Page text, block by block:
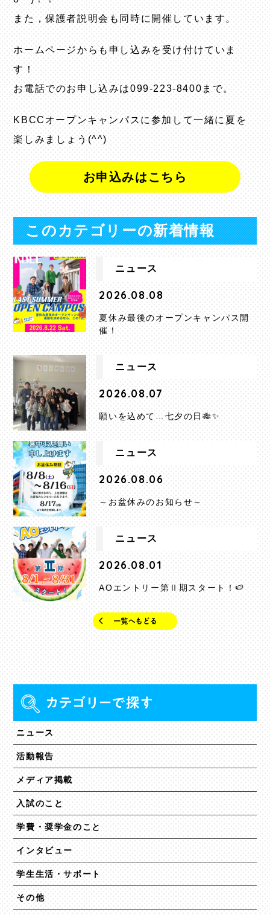
また，保護者説明会も同時に開催しています。
ホームページからも申し込みを受け付けていま
す！
お電話でのお申し込みは099-223-8400まで。
KBCCオープンキャンパスに参加して一緒に夏を
楽しみましょう(^^)
お申込みはこちら
このカテゴリーの新着情報
ニュース
2026.08.08
夏休み最後のオープンキャンパス開
催！
ニュース
2026.08.07
願いを込めて…七夕の日🎋✨
ニュース
2026.08.06
～お盆休みのお知らせ～
ニュース
2026.08.01
AOエントリー第Ⅱ期スタート！🍉
ニュース
活動報告
メディア掲載
入試のこと
学費・奨学金のこと
インタビュー
学生生活・サポート
その他